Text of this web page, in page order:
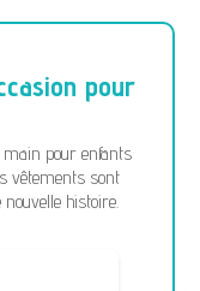
pour
main pour enfants
vêtements sont
histoire.